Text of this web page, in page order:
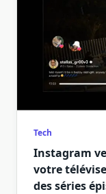
Tech
Instagram
votre
des séries